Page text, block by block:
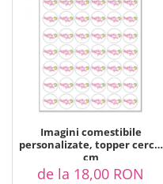
Paie colorate
Baloane
Cutii marturii
Articole party
Toppere prajituri
DETERGENTI & CURATENIE
Imagini comestibile
personalizate, topper cerc 3
cm
de la 18,00 RON